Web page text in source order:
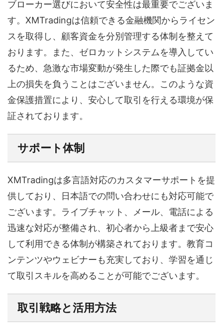
ブローカー選びにおいて安全性は最重要でございま
す。XMTradingは信頼できる金融機関からライセン
スを取得し、顧客資金を分別管理する体制を整えて
おります。また、ゼロカットシステムを導入してい
るため、急激な市場変動が発生した際でも証拠金以
上の損失を負うことはございません。このような資
金保護措置により、安心して取引を行える環境が保
証されております。
サポート体制
XMTradingは多言語対応のカスタマーサポートを提
供しており、日本語での問い合わせにも対応可能で
ございます。ライブチャット、メール、電話による
迅速な対応が整備され、初心者から上級者まで安心
して利用できる体制が構築されております。教育コ
ンテンツやウェビナーも充実しており、学習を通じ
て取引スキルを高めることが可能でございます。
取引戦略と活用方法